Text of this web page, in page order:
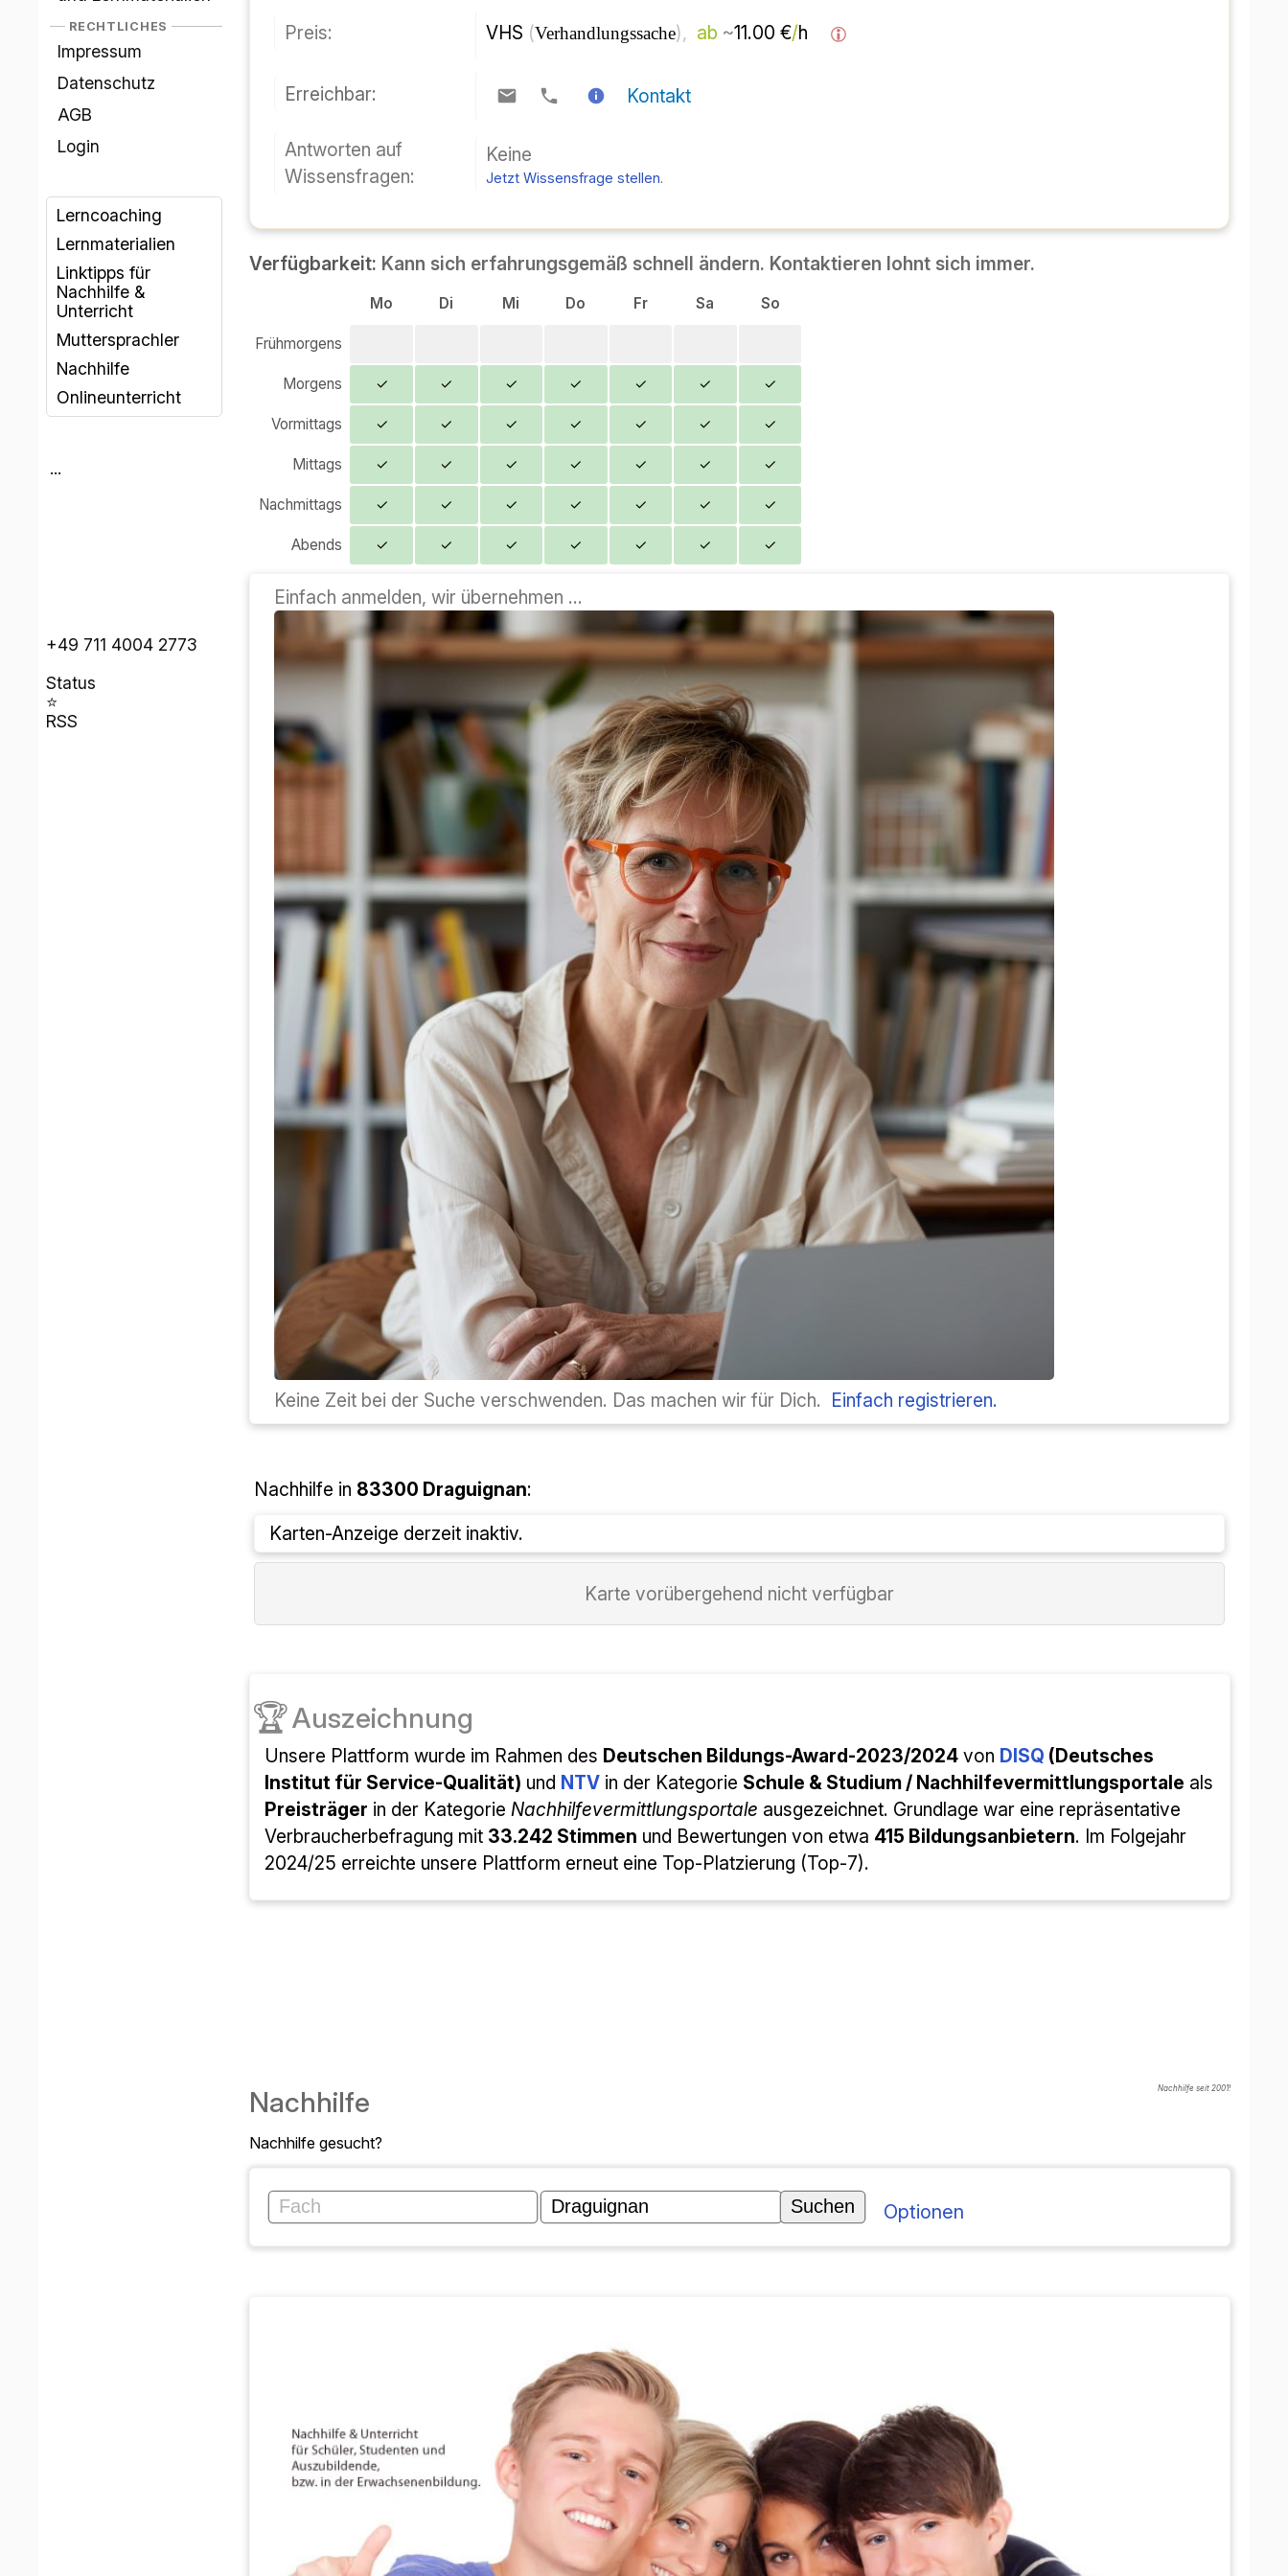
RECHTLICHES
Impressum
Datenschutz
AGB
Login
Lerncoaching
Lernmaterialien
Linktipps für
Nachhilfe &
Unterricht
Muttersprachler
Nachhilfe
Onlineunterricht
...
+49 711 4004 2773
Status
⭐
RSS
Preis: VHS (Verhandlungssache), ab ~11.00 €/h
Erreichbar: Kontakt
Antworten auf
Wissensfragen:
Keine
Jetzt Wissensfrage stellen.
Verfügbarkeit: Kann sich erfahrungsgemäß schnell ändern. Kontaktieren lohnt sich immer.
Mo Di Mi Do Fr Sa So
Frühmorgens
Morgens ✓ ✓ ✓ ✓ ✓ ✓ ✓
Vormittags ✓ ✓ ✓ ✓ ✓ ✓ ✓
Mittags ✓ ✓ ✓ ✓ ✓ ✓ ✓
Nachmittags ✓ ✓ ✓ ✓ ✓ ✓ ✓
Abends ✓ ✓ ✓ ✓ ✓ ✓ ✓
Einfach anmelden, wir übernehmen ...
Keine Zeit bei der Suche verschwenden. Das machen wir für Dich. Einfach registrieren.
Nachhilfe in 83300 Draguignan:
Karten-Anzeige derzeit inaktiv.
Karte vorübergehend nicht verfügbar
🏆Auszeichnung
Unsere Plattform wurde im Rahmen des Deutschen Bildungs-Award-2023/2024 von DISQ (Deutsches
Institut für Service-Qualität) und NTV in der Kategorie Schule & Studium / Nachhilfevermittlungsportale als
Preisträger in der Kategorie Nachhilfevermittlungsportale ausgezeichnet. Grundlage war eine repräsentative
Verbraucherbefragung mit 33.242 Stimmen und Bewertungen von etwa 415 Bildungsanbietern. Im Folgejahr
2024/25 erreichte unsere Plattform erneut eine Top-Platzierung (Top-7).
Nachhilfe seit 2001!
Nachhilfe
Nachhilfe gesucht?
Optionen